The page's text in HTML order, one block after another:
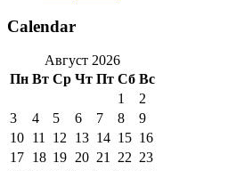
Calendar
Август 2026
Пн Вт Ср Чт Пт Сб Вс
1
2
3
4 5 6 7 8
9
10 11 12 13 14 15 16
17 18 19 20 21 22 23